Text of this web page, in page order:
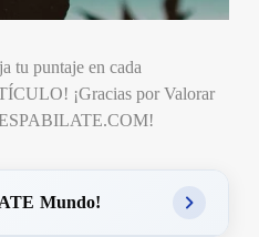
tu puntaje en cada
¡Gracias por Valorar
Mundo!